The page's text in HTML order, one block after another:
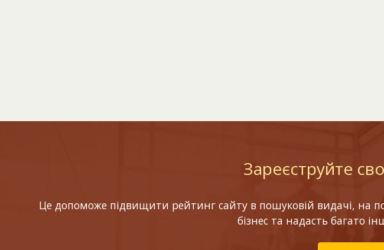
Зареєструйте
Це допоможе підвищити рейтинг сайту в пошуковій видачі, на
бізнес та надасть багато